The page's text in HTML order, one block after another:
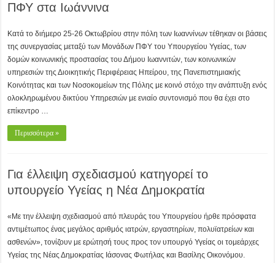
ΠΦΥ στα Ιωάννινα
Κατά το διήμερο 25-26 Οκτωβρίου στην πόλη των Ιωαννίνων τέθηκαν οι βάσεις
της συνεργασίας μεταξύ των Μονάδων ΠΦΥ του Υπουργείου Υγείας, των
δομών κοινωνικής προστασίας του Δήμου Ιωαννιτών, των κοινωνικών
υπηρεσιών της Διοικητικής Περιφέρειας Ηπείρου, της Πανεπιστημιακής
Κοινότητας και των Νοσοκομείων της Πόλης με κοινό στόχο την ανάπτυξη ενός
ολοκληρωμένου δικτύου Υπηρεσιών με ενιαίο συντονισμό που θα έχει στο
επίκεντρο …
Περισσότερα »
Για έλλειψη σχεδιασμού κατηγορεί το
υπουργείο Υγείας η Νέα Δημοκρατία
«Με την έλλειψη σχεδιασμού από πλευράς του Υπουργείου ήρθε πρόσφατα
αντιμέτωπος ένας μεγάλος αριθμός ιατρών, εργαστηρίων, πολυϊατρείων και
ασθενών», τονίζουν με ερώτησή τους προς τον υπουργό Υγείας οι τομεάρχες
Υγείας της Νέας Δημοκρατίας Ιάσονας Φωτήλας και Βασίλης Οικονόμου.